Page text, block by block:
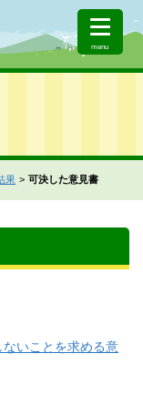
menu
果 可決した意見書
いことを求める意